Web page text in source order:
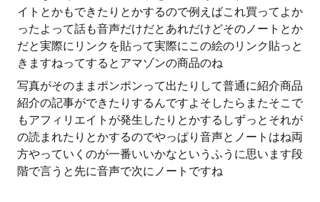
イトとかもできたりとかするので例えばこれ買ってよか
ったよって話も音声だけだとあれだけどそのノートとか
だと実際にリンクを貼って実際にこの絵のリンク貼っと
きますねってするとアマゾンの商品のね
写真がそのままポンポンって出たりして普通に紹介商品
紹介の記事ができたりするんですよそしたらまたそこで
もアフィリエイトが発生したりとかするしずっとそれが
の読まれたりとかするのでやっぱり音声とノートはね両
方やっていくのが一番いいかなというふうに思います段
階で言うと先に音声で次にノートですね